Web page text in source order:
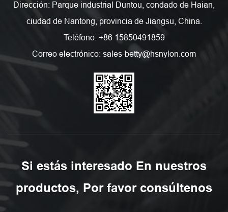
Dirección: Parque industrial Duntou, condado de Haian,
ciudad de Nantong, provincia de Jiangsu, China.
Teléfono: +86 15850491859
Correo electrónico: sales-betty@hsnylon.com
Si estás interesado En nuestros
productos, Por favor consúltenos